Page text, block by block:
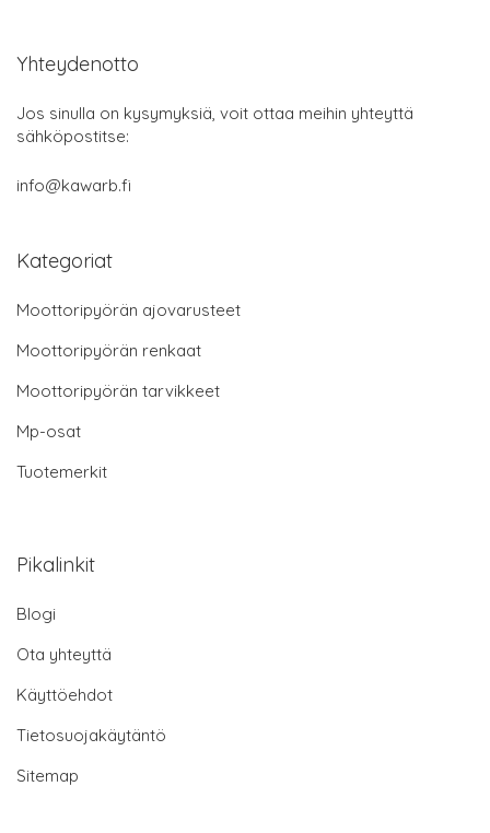
Yhteydenotto
Jos sinulla on kysymyksiä, voit ottaa meihin yhteyttä
sähköpostitse:
info@kawarb.fi
Kategoriat
Moottoripyörän ajovarusteet
Moottoripyörän renkaat
Moottoripyörän tarvikkeet
Mp-osat
Tuotemerkit
Pikalinkit
Blogi
Ota yhteyttä
Käyttöehdot
Tietosuojakäytäntö
Sitemap